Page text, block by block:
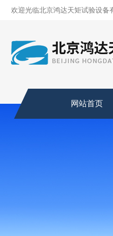
欢迎光临北京鸿达天矩试验设备
网站首页